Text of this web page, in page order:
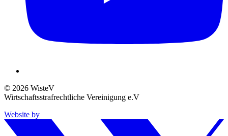
© 2026 WisteV
Wirtschaftsstrafrechtliche Vereinigung e.V
Website by